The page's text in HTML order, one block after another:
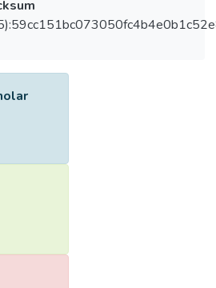
tales como tranquilizantes,
por profilaxis, puntos
de la interacción de drogas